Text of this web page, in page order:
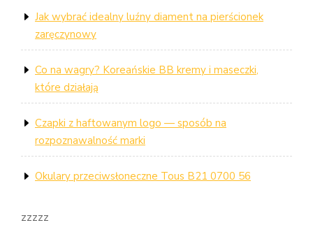
Jak wybrać idealny luźny diament na pierścionek
zaręczynowy
Co na wagry? Koreańskie BB kremy i maseczki,
które działają
Czapki z haftowanym logo — sposób na
rozpoznawalność marki
Okulary przeciwsłoneczne Tous B21 0700 56
zzzzz